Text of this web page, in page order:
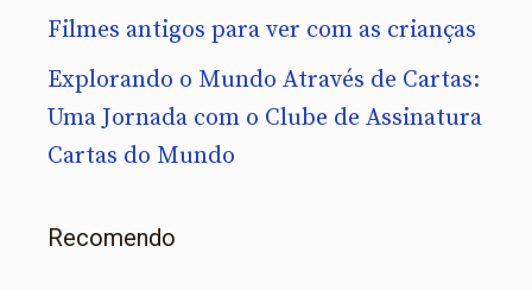
Filmes antigos para ver com as crianças
Explorando o Mundo Através de Cartas:
Uma Jornada com o Clube de Assinatura
Cartas do Mundo
Recomendo